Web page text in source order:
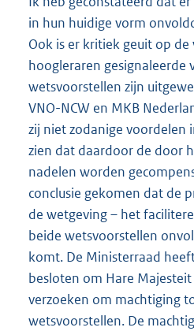
in hun huidige vorm
Ook is er kritiek geuit op
hoogleraren gesignaleerde
wetsvoorstellen zijn
VNO-NCW en MKB
zij niet zodanige voordelen
zien dat daardoor de door
nadelen worden
conclusie gekomen dat de
de wetgeving – het
beide wetsvoorstellen
komt. De Ministerraad
besloten om Hare
verzoeken om machtiging
wetsvoorstellen. De